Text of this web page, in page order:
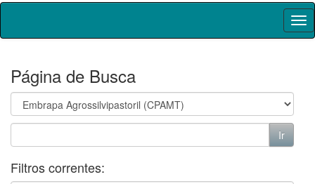
Skip
Página de Busca
Filtros correntes: